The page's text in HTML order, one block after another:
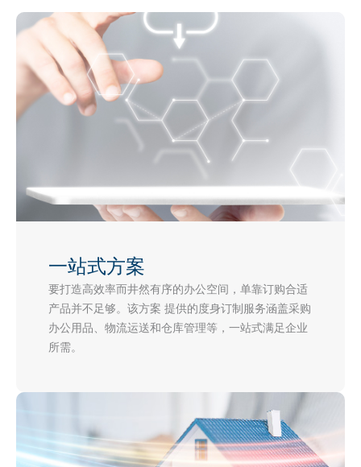
一站式方案
要打造高效率而井然有序的办公空间，单靠订购合适
产品并不足够。该方案 提供的度身订制服务涵盖采购
办公用品、物流运送和仓库管理等，一站式满足企业
所需。